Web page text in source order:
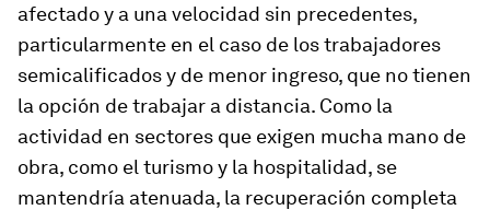
afectado y a una velocidad sin precedentes,
particularmente en el caso de los trabajadores
semicalificados y de menor ingreso, que no tienen
la opción de trabajar a distancia. Como la
actividad en sectores que exigen mucha mano de
obra, como el turismo y la hospitalidad, se
mantendría atenuada, la recuperación completa